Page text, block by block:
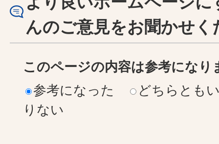
んのご意見をお聞かせく
このページの内容は参考になり
参考になった
どちらとも
りない